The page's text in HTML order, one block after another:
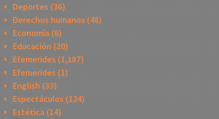
Deportes (36)
Derechos humanos (48)
Economía(6)
Educación (20)
Efemerides (1,187)
Efemerides (1)
English (33)
Espectáculos (124)
Estética(14)